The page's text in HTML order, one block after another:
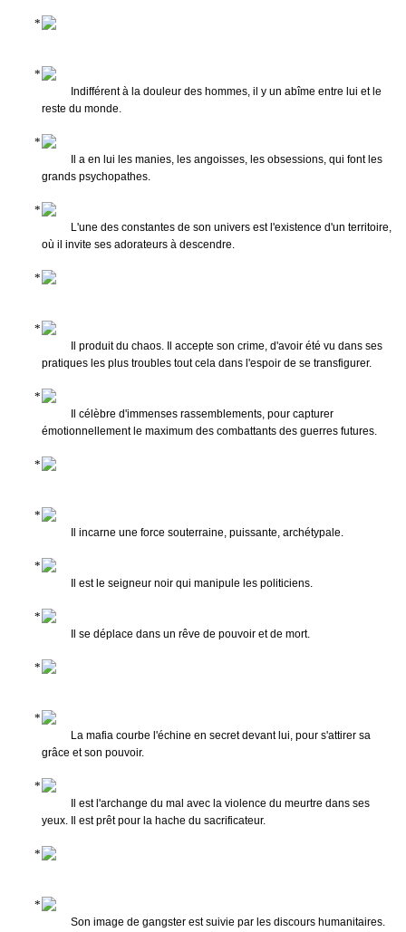
Indifférent à la douleur des hommes, il y un abîme entre lui et le
reste du monde.
Il a en lui les manies, les angoisses, les obsessions, qui font les
grands psychopathes.
L'une des constantes de son univers est l'existence d'un territoire,
où il invite ses adorateurs à descendre.
Il produit du chaos. Il accepte son crime, d'avoir été vu dans ses
pratiques les plus troubles tout cela dans l'espoir de se transfigurer.
Il célèbre d'immenses rassemblements, pour capturer
émotionnellement le maximum des combattants des guerres futures.
Il incarne une force souterraine, puissante, archétypale.
Il est le seigneur noir qui manipule les politiciens.
Il se déplace dans un rêve de pouvoir et de mort.
La mafia courbe l'échine en secret devant lui, pour s'attirer sa
grâce et son pouvoir.
Il est l'archange du mal avec la violence du meurtre dans ses
yeux. Il est prêt pour la hache du sacrificateur.
Son image de gangster est suivie par les discours humanitaires.